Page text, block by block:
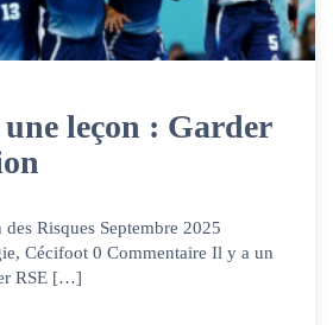
leçon : Garder
Risques Septembre 2025
Cécifoot 0 Commentaire Il y a un
RSE […]